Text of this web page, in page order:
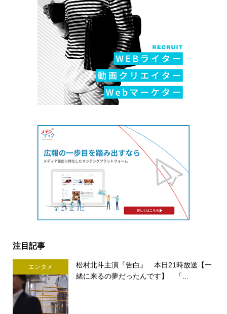
注目記事
エンタメ
松村北斗主演『告白』 本日21時放送【一
緒に来るの夢だったんです】 「...